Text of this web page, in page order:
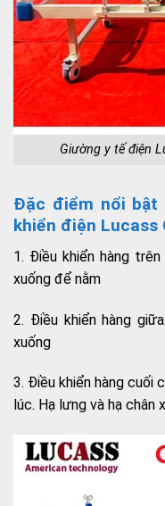
Giường y tế điện
Đặc điểm nổi bật
khiển điện Lucass
1. Điều khiển hàng
xuống để nằm
2. Điều khiển hàng
xuống
3. Điều khiển hàng cuối
lúc. Hạ lưng và hạ chân